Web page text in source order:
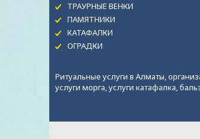
ТРАУРНЫЕ ВЕНКИ
ПАМЯТНИКИ
КАТАФАЛКИ
ОГРАДКИ
Ритуальные услуги в Алматы,
услуги морга, услуги катафалка,